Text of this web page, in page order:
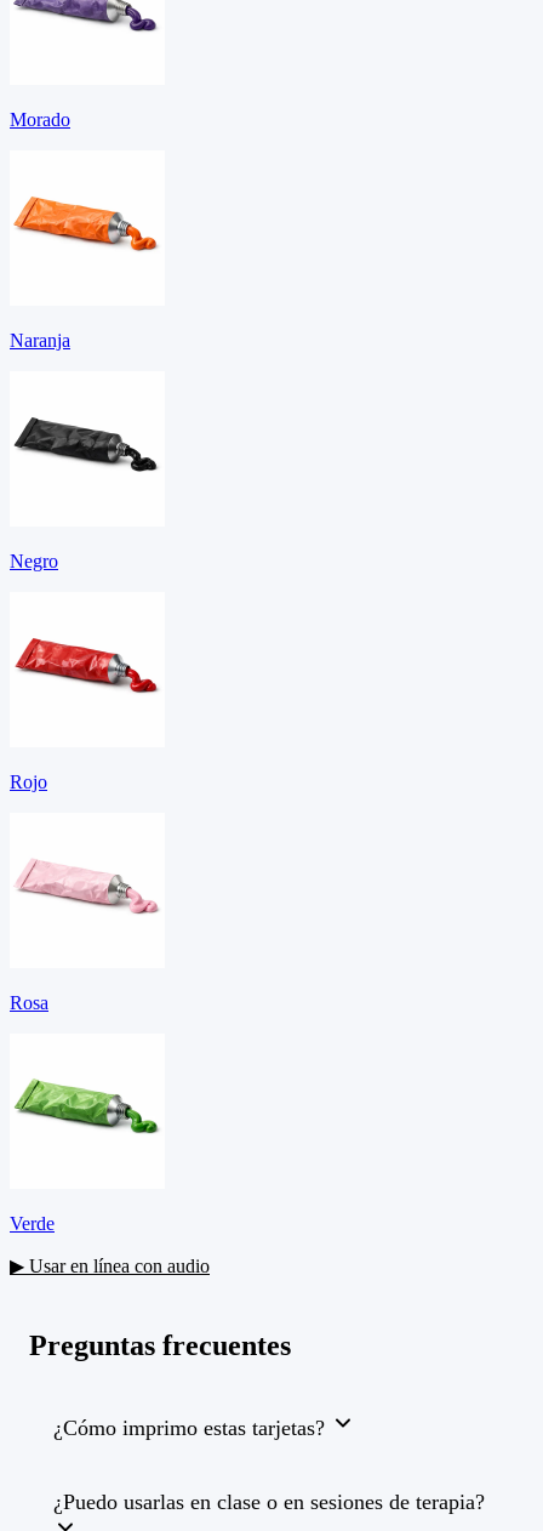
Morado
Naranja
Negro
Rojo
Rosa
Verde
▶ Usar en línea con audio
Preguntas frecuentes
¿Cómo imprimo estas tarjetas?
¿Puedo usarlas en clase o en sesiones de terapia?